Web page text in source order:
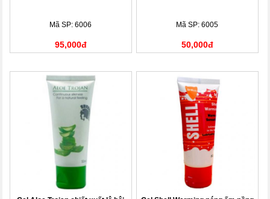
Mã SP: 6006
95,000đ
Mã SP: 6005
50,000đ